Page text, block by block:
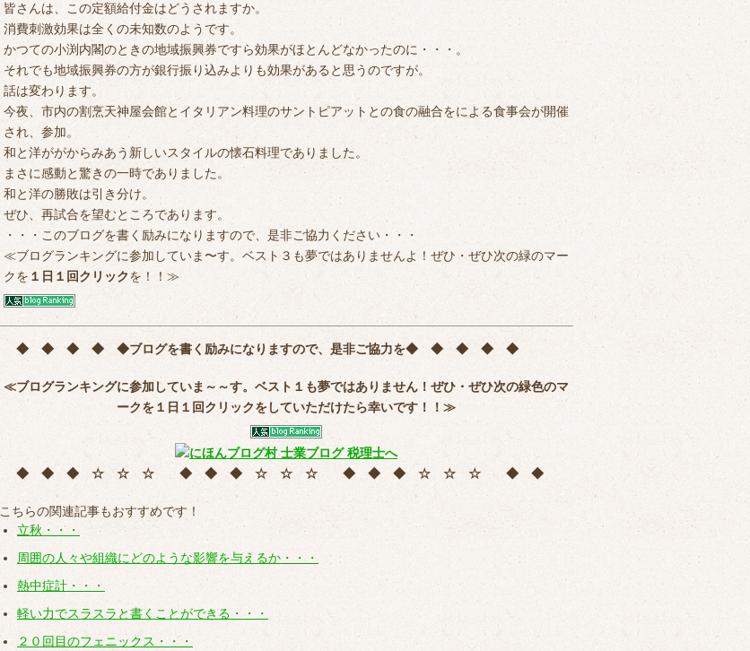
皆さんは、この定額給付金はどうされますか。
消費刺激効果は全くの未知数のようです。
かつての小渕内閣のときの地域振興券ですら効果がほとんどなかったのに・・・。
それでも地域振興券の方が銀行振り込みよりも効果があると思うのですが。
話は変わります。
今夜、市内の割烹天神屋会館とイタリアン料理のサントピアットとの食の融合をによる食事会が開催
され、参加。
和と洋ががからみあう新しいスタイルの懐石料理でありました。
まさに感動と驚きの一時でありました。
和と洋の勝敗は引き分け。
ぜひ、再試合を望むところであります。
・・・このブログを書く励みになりますので、是非ご協力ください・・・
≪ブログランキングに参加していま〜す。ベスト３も夢ではありませんよ！ぜひ・ぜひ次の緑のマー
クを １日１回クリックを！！≫
◆ ◆ ◆ ◆ ◆ブログを書く励みになりますので、是非ご協力を◆ ◆ ◆ ◆ ◆
≪ブログランキングに参加していま～～す。ベスト１も夢ではありません！ぜひ・ぜひ次の緑色のマ
ークを１日１回クリックをしていただけたら幸いです！！≫
◆ ◆ ◆ ☆ ☆ ☆ ◆ ◆ ◆ ☆ ☆ ☆ ◆ ◆ ◆ ☆ ☆ ☆ ◆ ◆
こちらの関連記事もおすすめです！
立秋・・・
周囲の人々や組織にどのような影響を与えるか・・・
熱中症計・・・
軽い力でスラスラと書くことができる・・・
２０回目のフェニックス・・・